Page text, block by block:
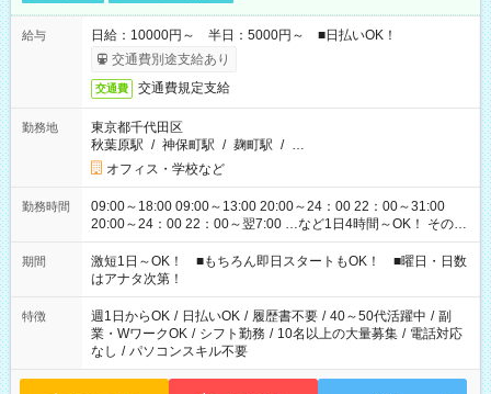
給与
日給：10000円～ 半日：5000円～ ■日払いOK！
交通費別途支給あり
交通費 交通費規定支給
勤務地
東京都千代田区
秋葉原駅 / 神保町駅 / 麹町駅 / …
オフィス・学校など
勤務時間
09:00～18:00 09:00～13:00 20:00～24：00 22：00～31:00
20:00～24：00 22：00～翌7:00 …など1日4時間～OK！ その他
シフトもございます！ お気軽にご相談ください！
期間
激短1日～OK！ ■もちろん即日スタートもOK！ ■曜日・日数
はアナタ次第！
特徴 週1日からOK / 日払いOK / 履歴書不要 / 40～50代活躍中 / 副
業・WワークOK / シフト勤務 / 10名以上の大量募集 / 電話対応
なし / パソコンスキル不要